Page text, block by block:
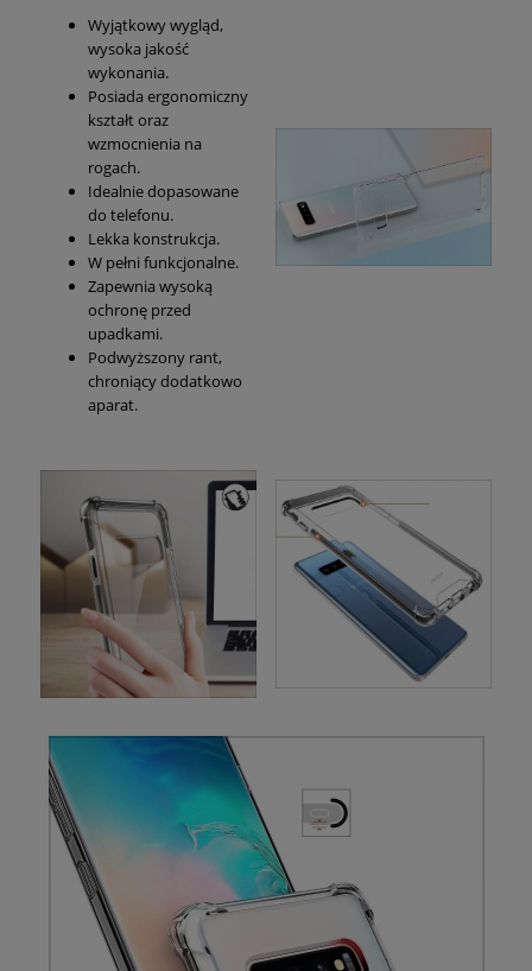
Wyjątkowy wygląd,
wysoka jakość
wykonania.
Posiada ergonomiczny
kształt oraz
wzmocnienia na
rogach.
Idealnie dopasowane
do telefonu.
Lekka konstrukcja.
W pełni funkcjonalne.
Zapewnia wysoką
ochronę przed
upadkami.
Podwyższony rant,
chroniący dodatkowo
aparat.